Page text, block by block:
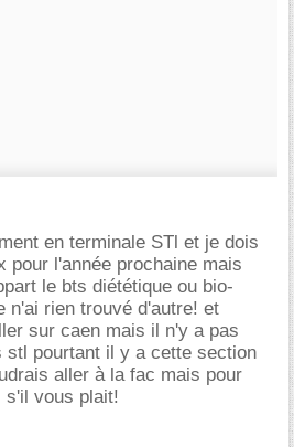
en terminale STl et je dois
pour l'année prochaine mais
le bts diététique ou bio-
n'ai rien trouvé d'autre! et
sur caen mais il n'y a pas
stl pourtant il y a cette section
aller à la fac mais pour
s'il vous plait!